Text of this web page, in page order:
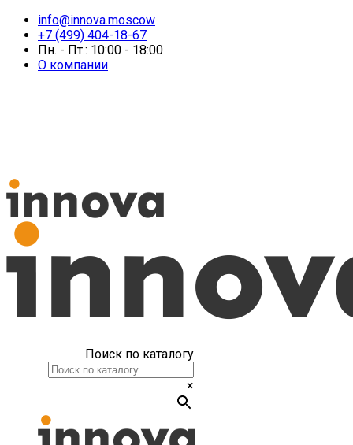
info@innova.moscow
+7 (499) 404-18-67
Пн. - Пт.: 10:00 - 18:00
О компании
Поиск по каталогу
×